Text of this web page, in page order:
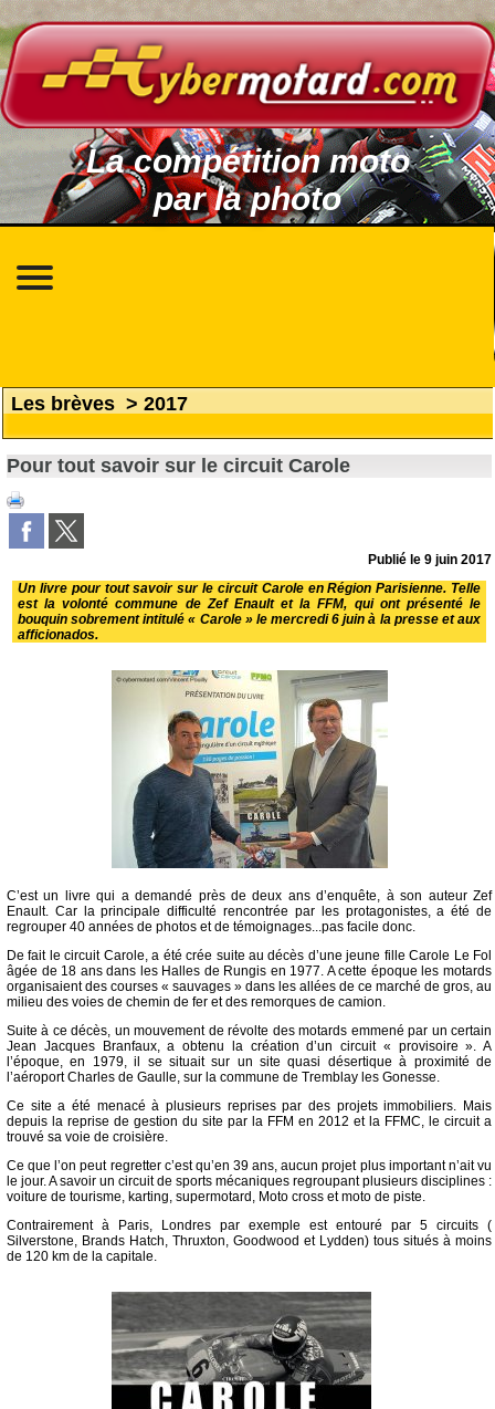
La compétition moto
par la photo
Les brèves > 2017
Pour tout savoir sur le circuit Carole
Publié le9 juin 2017
Un livre pour tout savoir sur le circuit Carole en Région Parisienne. Telle
est la volonté commune de Zef Enault et la FFM, qui ont présenté le
bouquin sobrement intitulé « Carole » le mercredi 6 juin à la presse et aux
afficionados.
C’est un livre qui a demandé près de deux ans d’enquête, à son auteur Zef
Enault. Car la principale difficulté rencontrée par les protagonistes, a été de
regrouper 40 années de photos et de témoignages...pas facile donc.
De fait le circuit Carole, a été crée suite au décès d’une jeune fille Carole Le Fol
âgée de 18 ans dans les Halles de Rungis en 1977. A cette époque les motards
organisaient des courses « sauvages » dans les allées de ce marché de gros, au
milieu des voies de chemin de fer et des remorques de camion.
Suite à ce décès, un mouvement de révolte des motards emmené par un certain
Jean Jacques Branfaux, a obtenu la création d’un circuit « provisoire ». A
l’époque, en 1979, il se situait sur un site quasi désertique à proximité de
l’aéroport Charles de Gaulle, sur la commune de Tremblay les Gonesse.
Ce site a été menacé à plusieurs reprises par des projets immobiliers. Mais
depuis la reprise de gestion du site par la FFM en 2012 et la FFMC, le circuit a
trouvé sa voie de croisière.
Ce que l’on peut regretter c’est qu’en 39 ans, aucun projet plus important n’ait vu
le jour. A savoir un circuit de sports mécaniques regroupant plusieurs disciplines :
voiture de tourisme, karting, supermotard, Moto cross et moto de piste.
Contrairement à Paris, Londres par exemple est entouré par 5 circuits (
Silverstone, Brands Hatch, Thruxton, Goodwood et Lydden) tous situés à moins
de 120 km de la capitale.